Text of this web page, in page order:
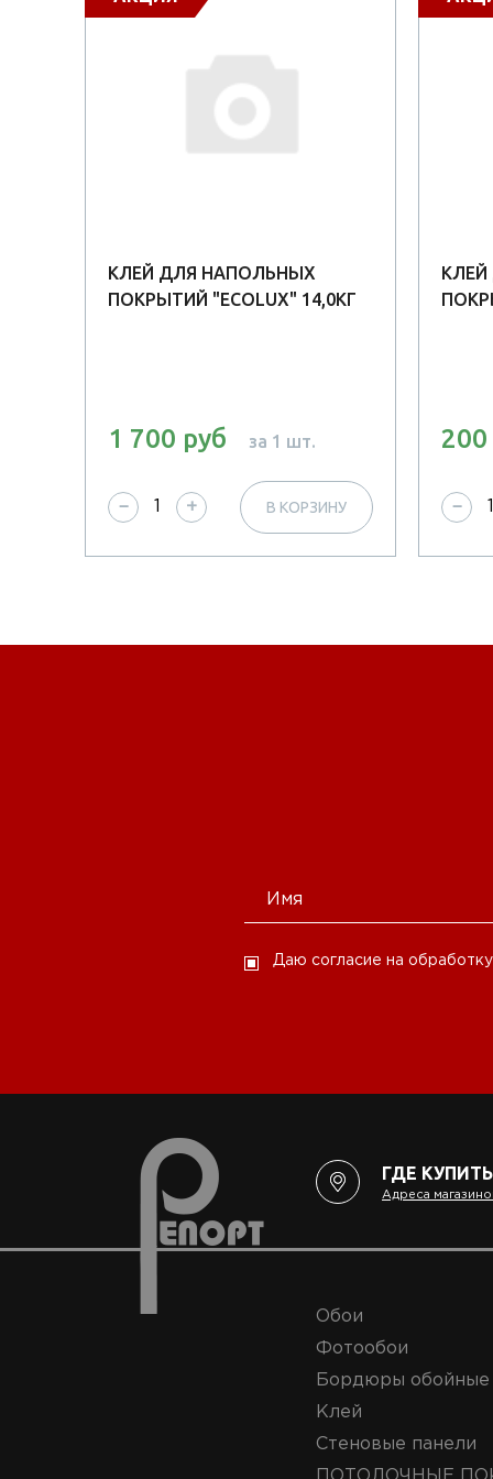
КЛЕЙ ДЛЯ НАПОЛЬНЫХ
ПОКРЫТИЙ "ECOLUX" 14,0КГ
1 700 руб за 1 шт.
− + В КОРЗИНУ
200
−
Даю согласие на
ГДЕ
Адреса
Обои
Фотообои
Бордюры обойные
Клей
Стеновые панели